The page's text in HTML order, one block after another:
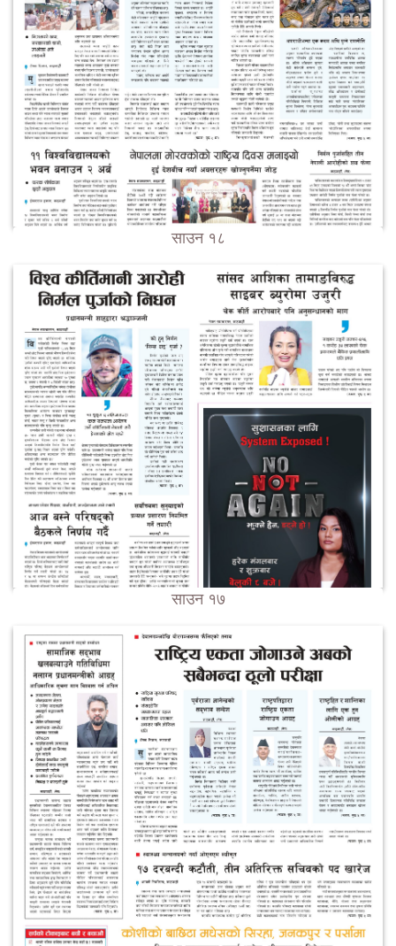
साउन १८
साउन १७